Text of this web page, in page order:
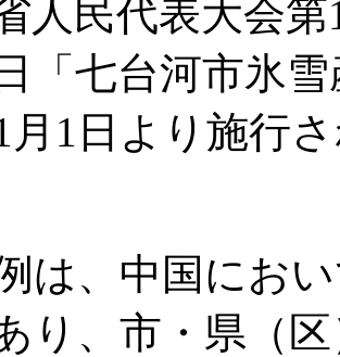
人民代表大会
「七台河市氷
月1日より施行
は、中国にお
り、市・県（